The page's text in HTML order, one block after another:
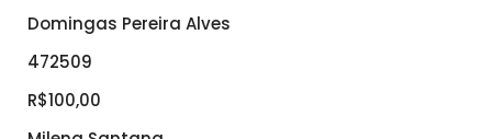
Domingas Pereira Alves
472509
R$100,00